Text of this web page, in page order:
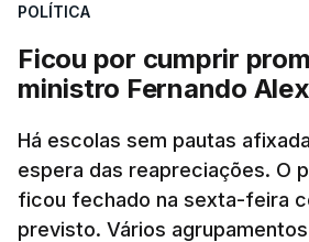
POLÍTICA
Ficou por cumprir
ministro Fernando
Há escolas sem pautas
espera das reapreciações. O
ficou fechado na sexta-feira
previsto. Vários